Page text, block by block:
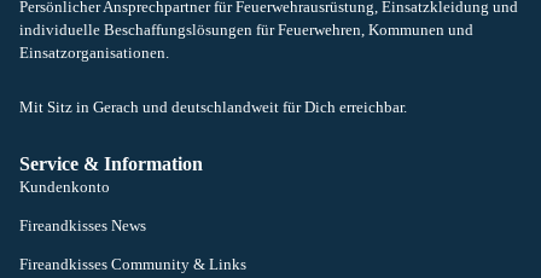
Persönlicher Ansprechpartner für Feuerwehrausrüstung, Einsatzkleidung und
individuelle Beschaffungslösungen für Feuerwehren, Kommunen und
Einsatzorganisationen.
Mit Sitz in Gerach und deutschlandweit für Dich erreichbar.
Service & Information
Kundenkonto
Fireandkisses News
Fireandkisses Community & Links